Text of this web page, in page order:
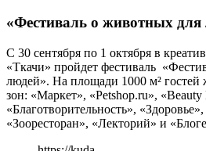
«Фестиваль о животных для
С 30 сентября по 1 октября в
«Ткачи» пройдет фестиваль
людей». На площади 1000 м² гостей
зон: «Маркет», «Petshop.ru»,
«Благотворительность»,
«Зооресторан», «Лекторий» и